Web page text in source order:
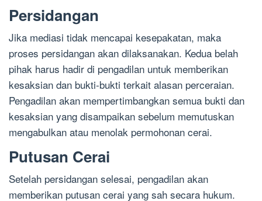
Persidangan
Jika mediasi tidak mencapai kesepakatan, maka
proses persidangan akan dilaksanakan. Kedua belah
pihak harus hadir di pengadilan untuk memberikan
kesaksian dan bukti-bukti terkait alasan perceraian.
Pengadilan akan mempertimbangkan semua bukti dan
kesaksian yang disampaikan sebelum memutuskan
mengabulkan atau menolak permohonan cerai.
Putusan Cerai
Setelah persidangan selesai, pengadilan akan
memberikan putusan cerai yang sah secara hukum.